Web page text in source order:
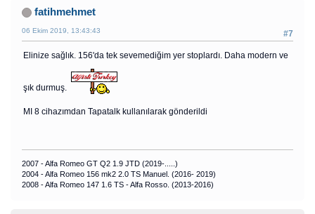
fatihmehmet
#7
06 Ekim 2019, 13:43:43
Elinize sağlık. 156'da tek sevemediğim yer stoplardı. Daha modern ve
şık durmuş.
MI 8 cihazımdan Tapatalk kullanılarak gönderildi
2007 - Alfa Romeo GT Q2 1.9 JTD (2019-.....)
2004 - Alfa Romeo 156 mk2 2.0 TS Manuel. (2016- 2019)
2008 - Alfa Romeo 147 1.6 TS - Alfa Rosso. (2013-2016)